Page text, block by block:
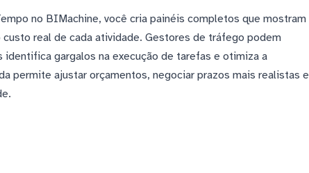
no BIMachine, você cria painéis completos que mostram
real de cada atividade. Gestores de tráfego podem
gargalos na execução de tarefas e otimiza a
permite ajustar orçamentos, negociar prazos mais realistas e